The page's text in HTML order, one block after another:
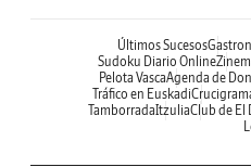
Últimos Sucesos
Sudoku Diario Online
Pelota VascaAgenda de
Tráfico en Euskadi
TamborradaItzuliaClub de El